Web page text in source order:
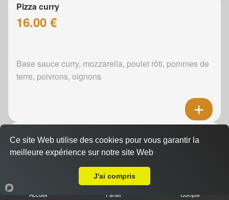
Pizza curry
16.00 €
Base sauce curry, mozzarella, poulet rôti, pommes de
terre, poivrons, oignons
Pizza boursin
16.00 €
Boursin, mozzarella, poulet rôti, pommes de terre,
Accueil Panier Compte
Ce site Web utilise des cookies pour vous garantir la
meilleure expérience sur notre site Web
J'ai compris